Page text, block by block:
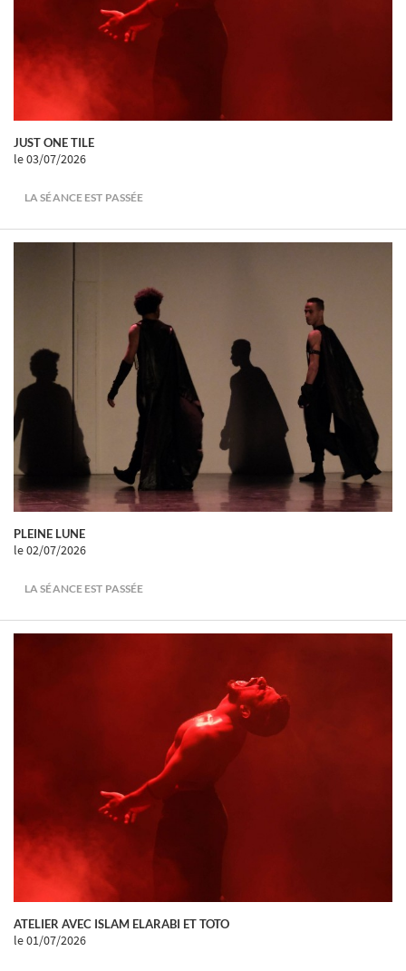
JUST ONE TILE
le 03/07/2026
LA SÉANCE EST PASSÉE
PLEINE LUNE
le 02/07/2026
LA SÉANCE EST PASSÉE
ATELIER AVEC ISLAM ELARABI ET TOTO
le 01/07/2026